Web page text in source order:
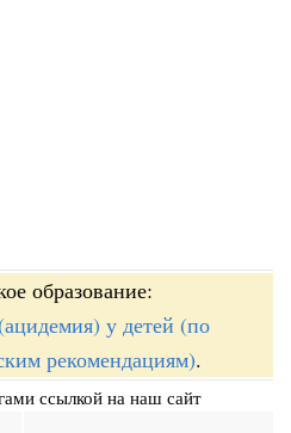
образование:
у детей (по
рекомендациям).
ссылкой на наш сайт